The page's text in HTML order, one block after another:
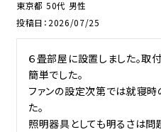
東京都 50代 男性
投稿日 2026/07/25
６畳部屋に設置しました。取
簡単でした。
ファンの設定次第では就寝
た。
照明器具としても明るさは問